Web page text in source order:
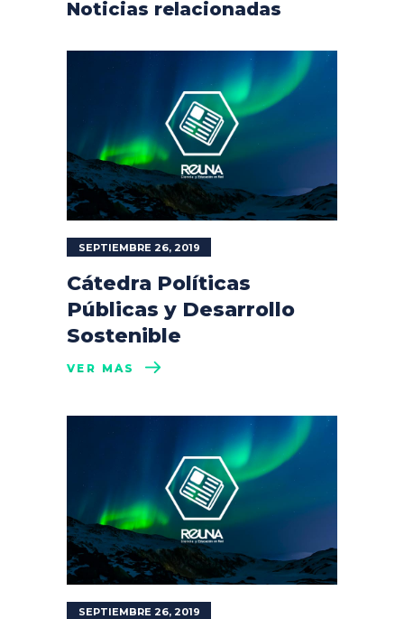
Noticias relacionadas
SEPTIEMBRE 26, 2019
Cátedra Políticas
Públicas y Desarrollo
Sostenible
VER MÁS
SEPTIEMBRE 26, 2019